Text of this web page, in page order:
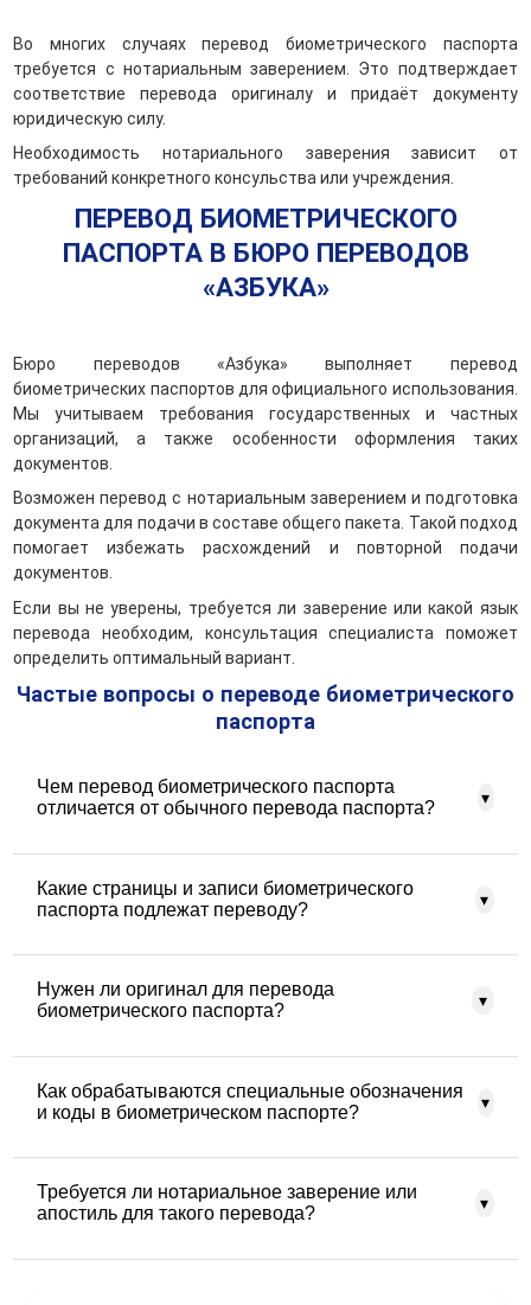
Во многих случаях перевод биометрического паспорта
требуется с нотариальным заверением. Это подтверждает
соответствие перевода оригиналу и придаёт документу
юридическую силу.
Необходимость нотариального заверения зависит от
требований конкретного консульства или учреждения.
ПЕРЕВОД БИОМЕТРИЧЕСКОГО
ПАСПОРТА В БЮРО ПЕРЕВОДОВ
«АЗБУКА»
Бюро переводов «Азбука» выполняет перевод
биометрических паспортов для официального использования.
Мы учитываем требования государственных и частных
организаций, а также особенности оформления таких
документов.
Возможен перевод с нотариальным заверением и подготовка
документа для подачи в составе общего пакета. Такой подход
помогает избежать расхождений и повторной подачи
документов.
Если вы не уверены, требуется ли заверение или какой язык
перевода необходим, консультация специалиста поможет
определить оптимальный вариант.
Частые вопросы о переводе биометрического
паспорта
Чем перевод биометрического паспорта
отличается от обычного перевода паспорта?
▾
данные — например, серию и номер чипа, код страны,
сведения о биометрии. При переводе важно точно
Какие страницы и записи биометрического
паспорта подлежат переводу?
▾
данными, фотографией, серией и номером, датой
рождения, а также любая дополнительная информация,
Нужен ли оригинал для перевода
биометрического паспорта?
▾
Однако для нотариального заверения или официальной
подачи, как правило, требуется оригинал паспорта.
Как обрабатываются специальные обозначения
и коды в биометрическом паспорте?
▾
чипа и другие технические элементы переводятся или
описываются так, чтобы сохранялся смысл и
Требуется ли нотариальное заверение или
апостиль для такого перевода?
▾